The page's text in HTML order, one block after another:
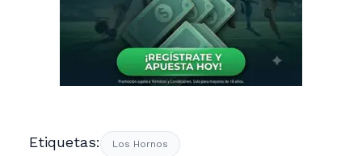
Etiquetas: Los Hornos